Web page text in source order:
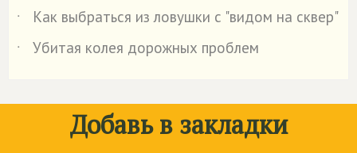
˙
Как выбраться из ловушки с "видом на сквер"
˙
Убитая колея дорожных проблем
Добавь в закладки